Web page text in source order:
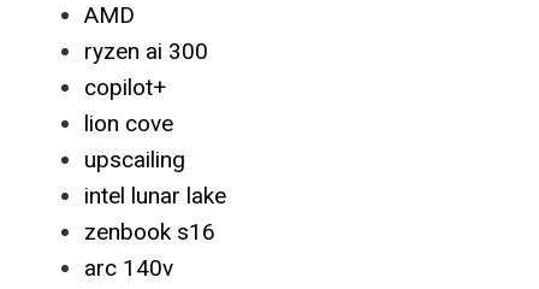
AMD
ryzen ai 300
copilot+
lion cove
upscailing
intel lunar lake
zenbook s16
arc 140v